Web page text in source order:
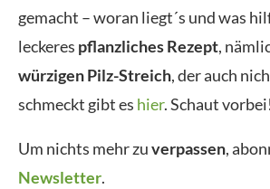
gemacht – woran liegt´s und was
leckeres pflanzliches Rezept,
würzigen Pilz-Streich, der auch
schmeckt gibt es hier. Schaut vorbei!
Um nichts mehr zuverpassen,
Newsletter.